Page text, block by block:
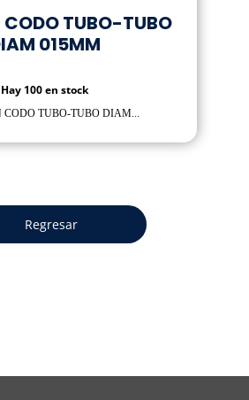
CODO TUBO-TUBO
015MM
Hay 100 en stock
CODO TUBO-TUBO DIAM...
Regresar